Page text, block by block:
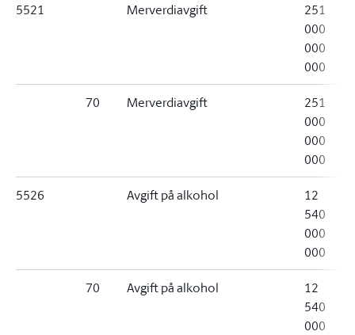
5521 Merverdiavgift
251
000
000
000
70 Merverdiavgift
251
000
000
000
5526 Avgift på alkohol
12
540
000
000
70 Avgift på alkohol
12
540
000